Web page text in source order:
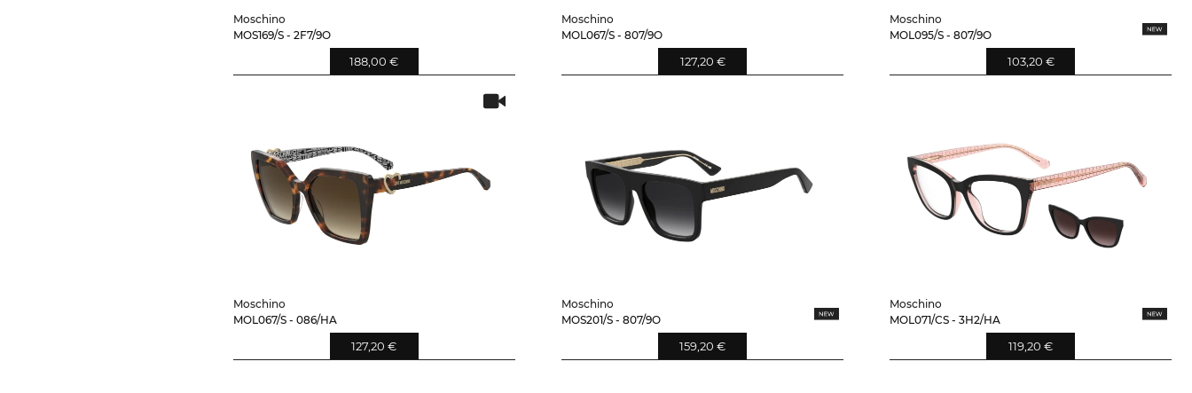
Moschino
MOS169/S - 2F7/9O
188,00 €
Moschino
MOL067/S - 807/9O
127,20 €
Moschino
MOL095/S - 807/9O
103,20 €
Moschino
MOL067/S - 086/HA
127,20 €
Moschino
MOS201/S - 807/9O
159,20 €
Moschino
MOL071/CS - 3H2/HA
119,20 €